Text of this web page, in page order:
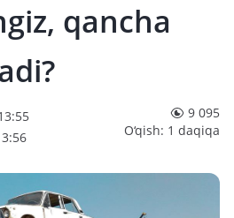
qancha
9 095
O‘qish: 1 daqiqa